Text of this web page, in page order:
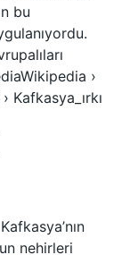
bu
›
Kafkasya_ırkı
nehirleri